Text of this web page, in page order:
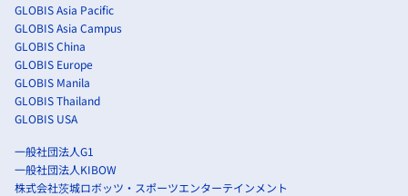
GLOBIS Asia Pacific
GLOBIS Asia Campus
GLOBIS China
GLOBIS Europe
GLOBIS Manila
GLOBIS Thailand
GLOBIS USA
一般社団法人G1
一般社団法人KIBOW
株式会社茨城ロボッツ・スポーツエンターテインメント